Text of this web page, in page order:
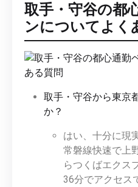
取手・守谷の都
ンについてよく
取手・守谷から東京
か？
はい、十分に現
常磐線快速で上
らつくばエクス
36分でアクセス